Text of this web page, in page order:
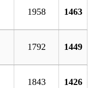
1958 1463
1792 1449
1843 1426